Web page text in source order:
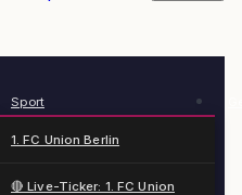
Sport
1. FC Union Berlin
🔴 Live-Ticker: 1. FC Union